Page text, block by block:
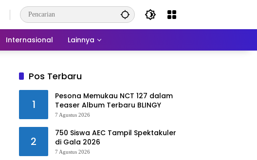
Internasional Lainnya
Pos Terbaru
1
Pesona Memukau NCT 127 dalam
Teaser Album Terbaru BLINGY
7 Agustus 2026
2
750 Siswa AEC Tampil Spektakuler
di Gala 2026
7 Agustus 2026